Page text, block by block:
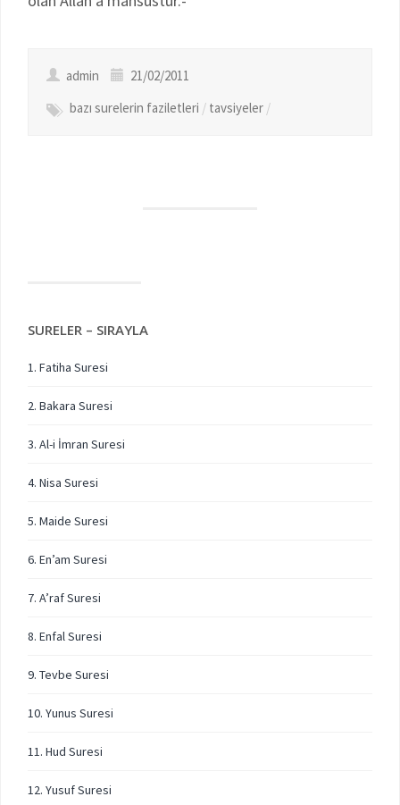
admin
21/02/2011
bazı surelerin faziletleri / tavsiyeler /
SURELER – SIRAYLA
1. Fatiha Suresi
2. Bakara Suresi
3. Al-i İmran Suresi
4. Nisa Suresi
5. Maide Suresi
6. En’am Suresi
7. A’raf Suresi
8. Enfal Suresi
9. Tevbe Suresi
10. Yunus Suresi
11. Hud Suresi
12. Yusuf Suresi